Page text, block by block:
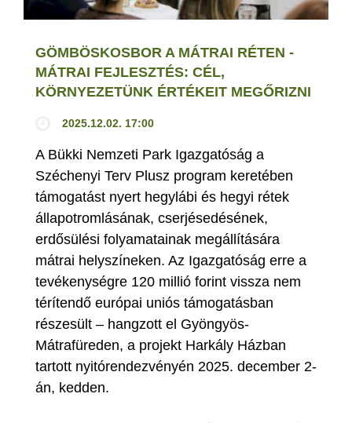
GÖMBÖSKOSBOR A MÁTRAI RÉTEN -
MÁTRAI FEJLESZTÉS: CÉL,
KÖRNYEZETÜNK ÉRTÉKEIT MEGŐRIZNI
2025.12.02. 17:00
A Bükki Nemzeti Park Igazgatóság a
Széchenyi Terv Plusz program keretében
támogatást nyert hegylábi és hegyi rétek
állapotromlásának, cserjésedésének,
erdősülési folyamatainak megállítására
mátrai helyszíneken. Az Igazgatóság erre a
tevékenységre 120 millió forint vissza nem
térítendő európai uniós támogatásban
részesült – hangzott el Gyöngyös-
Mátrafüreden, a projekt Harkály Házban
tartott nyitórendezvényén 2025. december 2-
án, kedden.